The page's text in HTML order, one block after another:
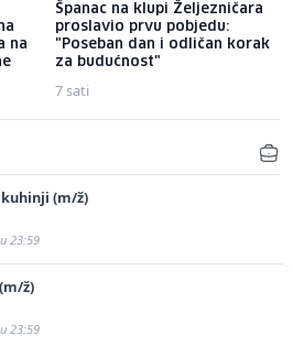
na
Španac na klupi Željezničara
proslavio prvu pobjedu:
"Poseban dan i odličan korak
za budućnost"
7 sati
(m/ž)
23:59
ž)
23:59